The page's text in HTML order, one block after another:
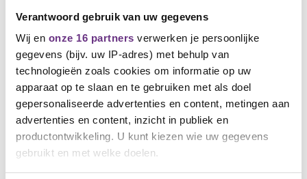
Verantwoord gebruik van uw gegevens
Wij en onze 16 partners verwerken je persoonlijke
gegevens (bijv. uw IP-adres) met behulp van
technologieën zoals cookies om informatie op uw
apparaat op te slaan en te gebruiken met als doel
gepersonaliseerde advertenties en content, metingen aan
advertenties en content, inzicht in publiek en
productontwikkeling. U kunt kiezen wie uw gegevens
gebruikt en met welke doelen.
Onderwerpen die niet
bespreekbaar zijn voor Bovag
Generatiepact. Wij hebben gevraagd of alle drie
de varianten een recht kunnen worden. Bovag
heeft hier van gezegd dat ze hierover willen
praten op het moment dat instroom in de RVU
niet meer mogelijk is. Wij hebben aangegeven
dat dit een gemiste kans is, omdat je hiermee
meer werknemers had kunnen behouden voor
de branche in een tijd dat er tekort aan mensen
is.